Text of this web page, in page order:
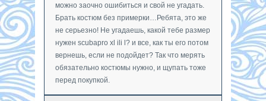
можно заочно ошибиться и свой не угадать.
Брать костюм без примерки…Ребята, это же
не серьезно! Не угадаешь, какой тебе размер
нужен scubapro xl ili l? и все, как ты его потом
вернешь, если не подойдет? Так что мерять
обязательно костюмы нужно, и щупать тоже
перед покупкой.